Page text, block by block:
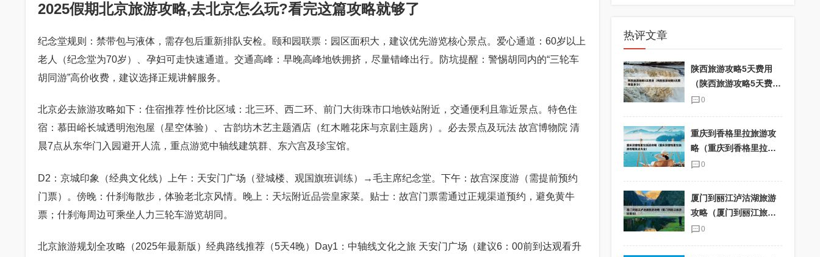
2025假期北京旅游攻略,去北京怎么玩?看完这篇攻略就够了
纪念堂规则：禁带包与液体，需存包后重新排队安检。颐和园联票：园区面积大，建议优先游览核心景点。爱心通道：60岁以上
老人（纪念堂为70岁）、孕妇可走快速通道。交通高峰：早晚高峰地铁拥挤，尽量错峰出行。防坑提醒：警惕胡同内的“三轮车
胡同游”高价收费，建议选择正规讲解服务。
北京必去旅游攻略如下：住宿推荐 性价比区域：北三环、西二环、前门大街珠市口地铁站附近，交通便利且靠近景点。特色住
宿：慕田峪长城透明泡泡屋（星空体验）、古韵坊木艺主题酒店（红木雕花床与京剧主题房）。必去景点及玩法 故宫博物院 清
晨7点从东华门入园避开人流，重点游览中轴线建筑群、东六宫及珍宝馆。
D2：京城印象（经典文化线）上午：天安门广场（登城楼、观国旗班训练）→毛主席纪念堂。下午：故宫深度游（需提前预约
门票）。傍晚：什刹海散步，体验老北京风情。晚上：天坛附近品尝皇家菜。贴士：故宫门票需通过正规渠道预约，避免黄牛
票；什刹海周边可乘坐人力三轮车游览胡同。
北京旅游规划全攻略（2025年最新版）经典路线推荐（5天4晚）Day1：中轴线文化之旅 天安门广场（建议6：00前到达观看升
热评文章
陕西旅游攻略5天费用
（陕西旅游攻略5天费用
是多少）
0
重庆到香格里拉旅游攻
略（重庆到香格里拉旅
游攻略景点大全）
0
厦门到丽江泸沽湖旅游
攻略（厦门到丽江旅游
团报价）
0